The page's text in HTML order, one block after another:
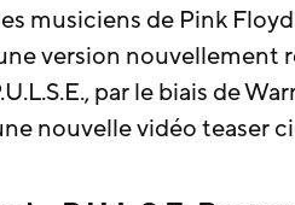
musiciens de Pink
version nouvellement
par le biais de
nouvelle vidéo teaser